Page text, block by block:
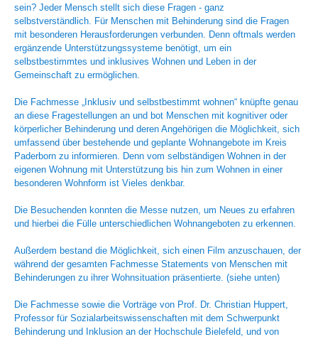
sein? Jeder Mensch stellt sich diese Fragen - ganz
selbstverständlich. Für Menschen mit Behinderung sind die Fragen
mit besonderen Herausforderungen verbunden. Denn oftmals werden
ergänzende Unterstützungssysteme benötigt, um ein
selbstbestimmtes und inklusives Wohnen und Leben in der
Gemeinschaft zu ermöglichen.
Die Fachmesse „Inklusiv und selbstbestimmt wohnen“ knüpfte genau
an diese Fragestellungen an und bot Menschen mit kognitiver oder
körperlicher Behinderung und deren Angehörigen die Möglichkeit, sich
umfassend über bestehende und geplante Wohnangebote im Kreis
Paderborn zu informieren. Denn vom selbständigen Wohnen in der
eigenen Wohnung mit Unterstützung bis hin zum Wohnen in einer
besonderen Wohnform ist Vieles denkbar.
Die Besuchenden konnten die Messe nutzen, um Neues zu erfahren
und hierbei die Fülle unterschiedlichen Wohnangeboten zu erkennen.
Außerdem bestand die Möglichkeit, sich einen Film anzuschauen, der
während der gesamten Fachmesse Statements von Menschen mit
Behinderungen zu ihrer Wohnsituation präsentierte. (siehe unten)
Die Fachmesse sowie die Vorträge von Prof. Dr. Christian Huppert,
Professor für Sozialarbeitswissenschaften mit dem Schwerpunkt
Behinderung und Inklusion an der Hochschule Bielefeld, und von